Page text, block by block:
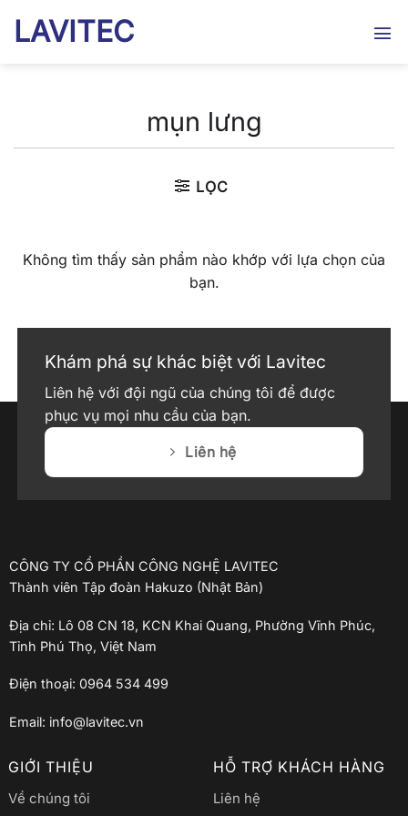
LAVITEC
mụn lưng
LỌC
Không tìm thấy sản phẩm nào khớp với lựa chọn của
bạn.
Khám phá sự khác biệt với Lavitec
Liên hệ với đội ngũ của chúng tôi để được
phục vụ mọi nhu cầu của bạn.
Liên hệ
CÔNG TY CỔ PHẦN CÔNG NGHỆ LAVITEC
Thành viên Tập đoàn Hakuzo (Nhật Bản)
Địa chỉ: Lô 08 CN 18, KCN Khai Quang, Phường Vĩnh Phúc,
Tỉnh Phú Thọ, Việt Nam
Điện thoại: 0964 534 499
Email: info@lavitec.vn
GIỚI THIỆU
Về chúng tôi
HỖ TRỢ KHÁCH HÀNG
Liên hệ